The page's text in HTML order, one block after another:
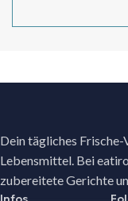
Dein tägliches
Lebensmittel. Bei
zubereitete Gerichte